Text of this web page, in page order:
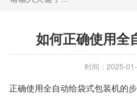
如何正确使用全
时间：2025-
正确使用全自动给袋式包装机的步